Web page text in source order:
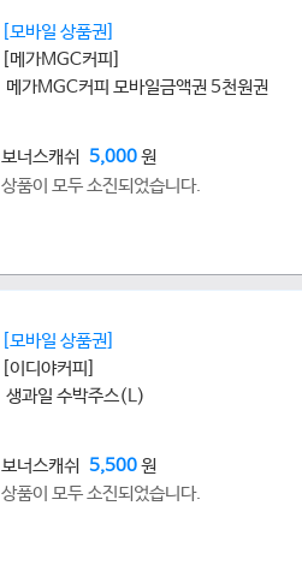
[모바일 상품권]
[메가MGC커피]
메가MGC커피 모바일금액권 5천원권
보너스캐쉬 5,000원
상품이 모두 소진되었습니다.
[모바일 상품권]
[이디야커피]
생과일 수박주스(L)
보너스캐쉬 5,500원
상품이 모두 소진되었습니다.